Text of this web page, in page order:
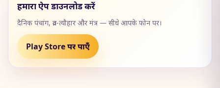
हमारा ऐप डाउनलोड करें
दैनिक पंचांग, व्रत-त्यौहार और मंत्र — सीधे आपके फोन पर।
Play Store पर पाएँ